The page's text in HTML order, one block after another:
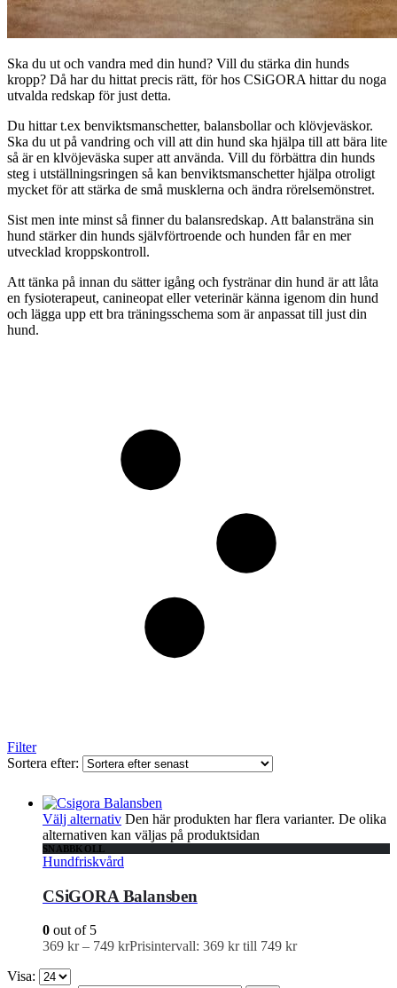
Ska du ut och vandra med din hund? Vill du stärka din hunds
kropp? Då har du hittat precis rätt, för hos CSiGORA hittar du noga
utvalda redskap för just detta.
Du hittar t.ex benviktsmanschetter, balansbollar och klövjeväskor.
Ska du ut på vandring och vill att din hund ska hjälpa till att bära lite
så är en klvöjeväska super att använda. Vill du förbättra din hunds
steg i utställningsringen så kan benviktsmanschetter hjälpa otroligt
mycket för att stärka de små musklerna och ändra rörelsemönstret.
Sist men inte minst så finner du balansredskap. Att balansträna sin
hund stärker din hunds självförtroende och hunden får en mer
utvecklad kroppskontroll.
Att tänka på innan du sätter igång och fystränar din hund är att låta
en fysioterapeut, canineopat eller veterinär känna igenom din hund
och lägga upp ett bra träningsschema som är anpassat till just din
hund.
Filter
Sortera efter:
Välj alternativ Den här produkten har flera varianter. De olika
alternativen kan väljas på produktsidan
SNABBKOLL
Hundfriskvård
CSiGORA Balansben
0 out of 5
369 kr – 749 krPrisintervall: 369 kr till 749 kr
Visa: